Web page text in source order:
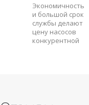
Экономичность
и большой срок
службы делают
цену насосов
конкурентной